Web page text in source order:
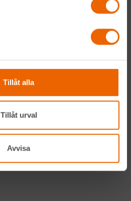
Tillåt alla
Tillåt urval
Avvisa